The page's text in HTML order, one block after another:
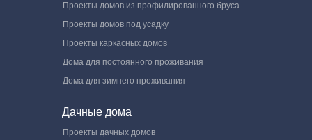
Проекты домов из профилированного бруса
Проекты домов под усадку
Проекты каркасных домов
Дома для постоянного проживания
Дома для зимнего проживания
Дачные дома
Проекты дачных домов